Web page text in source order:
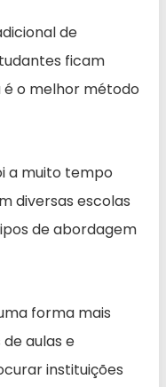
de
ficam
é o melhor método
a muito tempo
diversas escolas
de abordagem
forma mais
aulas e
instituições